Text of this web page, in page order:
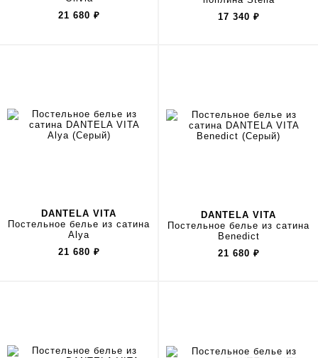
21 680 ₽
17 340 ₽
DANTELA VITA
Постельное белье из сатина
Alya
21 680 ₽
DANTELA VITA
Постельное белье из сатина
Benedict
21 680 ₽